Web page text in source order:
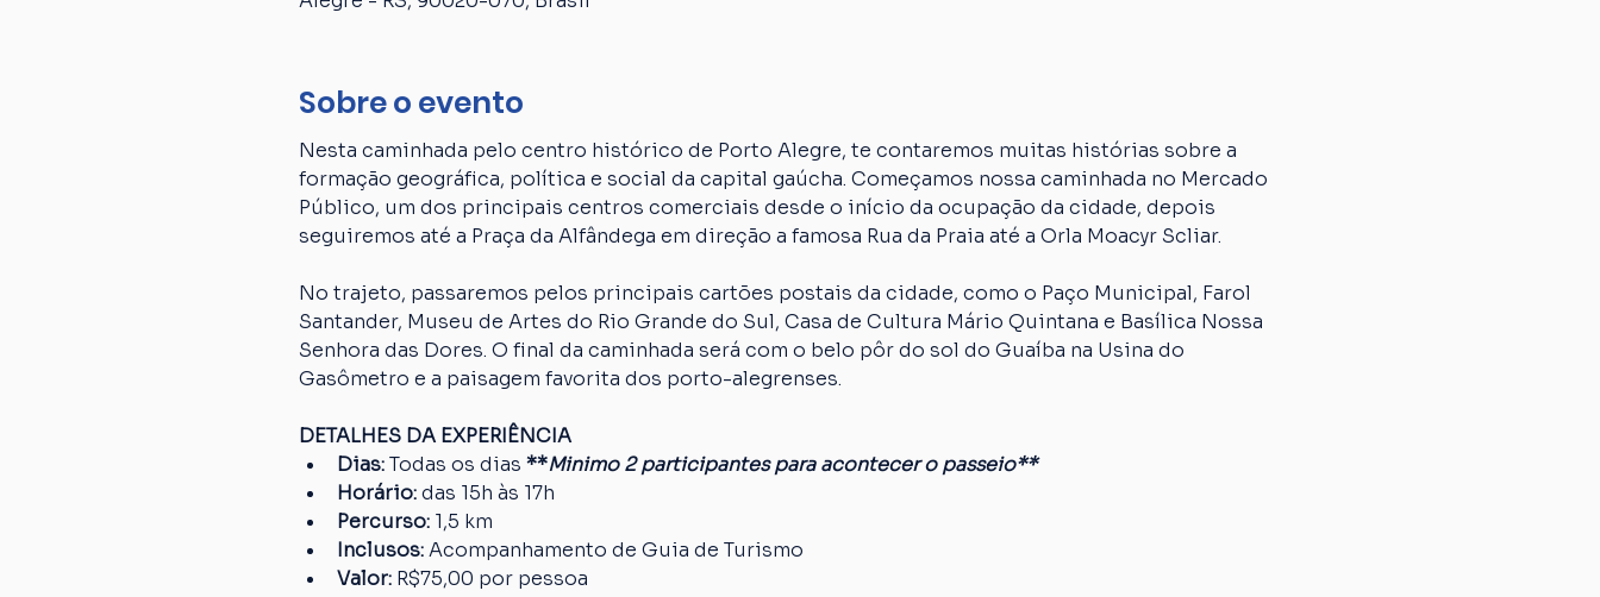
Sobre o evento
Nesta caminhada pelo centro histórico de Porto Alegre, te contaremos muitas histórias sobre a
formação geográfica, política e social da capital gaúcha. Começamos nossa caminhada no Mercado
Público, um dos principais centros comerciais desde o início da ocupação da cidade, depois
seguiremos até a Praça da Alfândega em direção a famosa Rua da Praia até a Orla Moacyr Scliar.
No trajeto, passaremos pelos principais cartões postais da cidade, como o Paço Municipal, Farol
Santander, Museu de Artes do Rio Grande do Sul, Casa de Cultura Mário Quintana e Basílica Nossa
Senhora das Dores. O final da caminhada será com o belo pôr do sol do Guaíba na Usina do
Gasômetro e a paisagem favorita dos porto-alegrenses.
DETALHES DA EXPERIÊNCIA
Dias: Todas os dias **Minimo 2 participantes para acontecer o passeio**
Horário: das 15h às 17h
Percurso: 1,5 km
Inclusos: Acompanhamento de Guia de Turismo
Valor: R$75,00 por pessoa